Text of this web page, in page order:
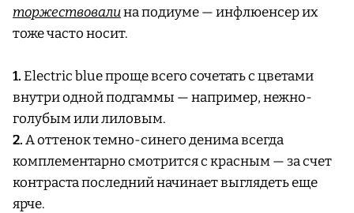
торжествовалина подиуме — инфлюенсер их
тоже часто носит.
1.Electric blue проще всего сочетать с цветами
внутри одной подгаммы — например, нежно-
голубым или лиловым.
2.А оттенок темно-синего денима всегда
комплементарно смотрится с красным — за счет
контраста последний начинает выглядеть еще
ярче.